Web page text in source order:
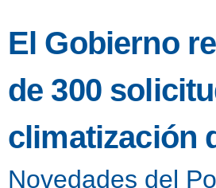
El Gobierno
de 300
climatización
Novedades del